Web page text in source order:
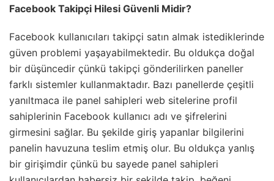
Facebook Takipçi Hilesi Güvenli Midir?
Facebook kullanıcıları takipçi satın almak istediklerinde
güven problemi yaşayabilmektedir. Bu oldukça doğal
bir düşüncedir çünkü takipçi gönderilirken paneller
farklı sistemler kullanmaktadır. Bazı panellerde çeşitli
yanıltmaca ile panel sahipleri web sitelerine profil
sahiplerinin Facebook kullanıcı adı ve şifrelerini
girmesini sağlar. Bu şekilde giriş yapanlar bilgilerini
panelin havuzuna teslim etmiş olur. Bu oldukça yanlış
bir girişimdir çünkü bu sayede panel sahipleri